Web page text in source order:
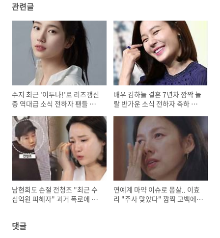
관련글
수지 최근 '이두나!'로 리즈갱신
중 역대급 소식 전하자 팬들 환
배우 김하늘 결혼 7년차 깜짝 놀
랄 반가운 소식 전하자 축하 이
남현희도 손절 전청조 "최근 수
십억원 피해자" 과거 폭로에 이
연예계 마약 이슈로 몸살.. 이효
리 "주사 맞았다" 깜짝 고백에
댓글